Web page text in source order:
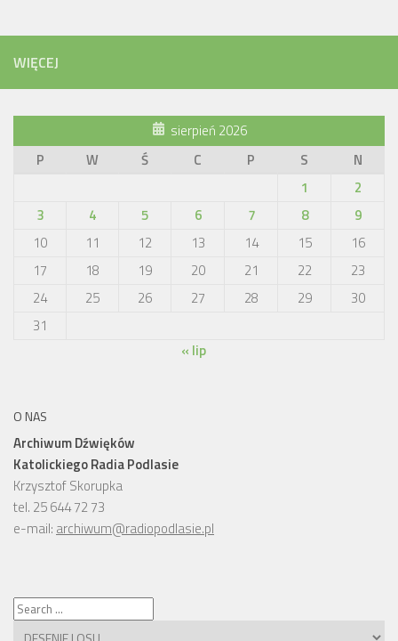
WIĘCEJ
sierpień 2026
P
W Ś C P S
N
1
2
3
4 5 6 7 8
9
10
11 12 13 14 15
16
17
18 19 20 21 22
23
24
25 26 27 28 29
30
31
« lip
O NAS
Archiwum Dźwięków
Katolickiego Radia Podlasie
Krzysztof Skorupka
tel. 25 644 72 73
e-mail: archiwum@radiopodlasie.pl